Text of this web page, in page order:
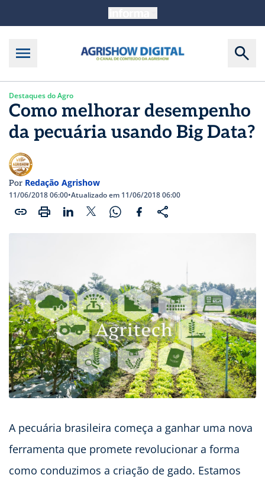
Destaques do Agro
Como melhorar desempenho
da pecuária usando Big Data?
Por Redação Agrishow
11/06/2018 06:00•Atualizado em 11/06/2018 06:00
A pecuária brasileira começa a ganhar uma nova
ferramenta que promete revolucionar a forma
como conduzimos a criação de gado. Estamos